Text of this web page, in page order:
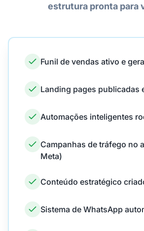
estrutura pronta para
Funil de vendas ativo e
Landing pages publicadas
Automações inteligentes
Campanhas de tráfego no
Meta)
Conteúdo estratégico
Sistema de WhatsApp